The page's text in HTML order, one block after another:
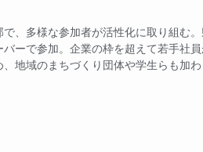
、多様な参加者が活性化に取り組む
ーで参加。企業の枠を超えて若手社
地域のまちづくり団体や学生らも加